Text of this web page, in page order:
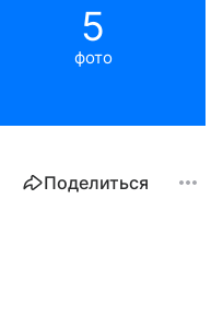
5
фото
Поделиться